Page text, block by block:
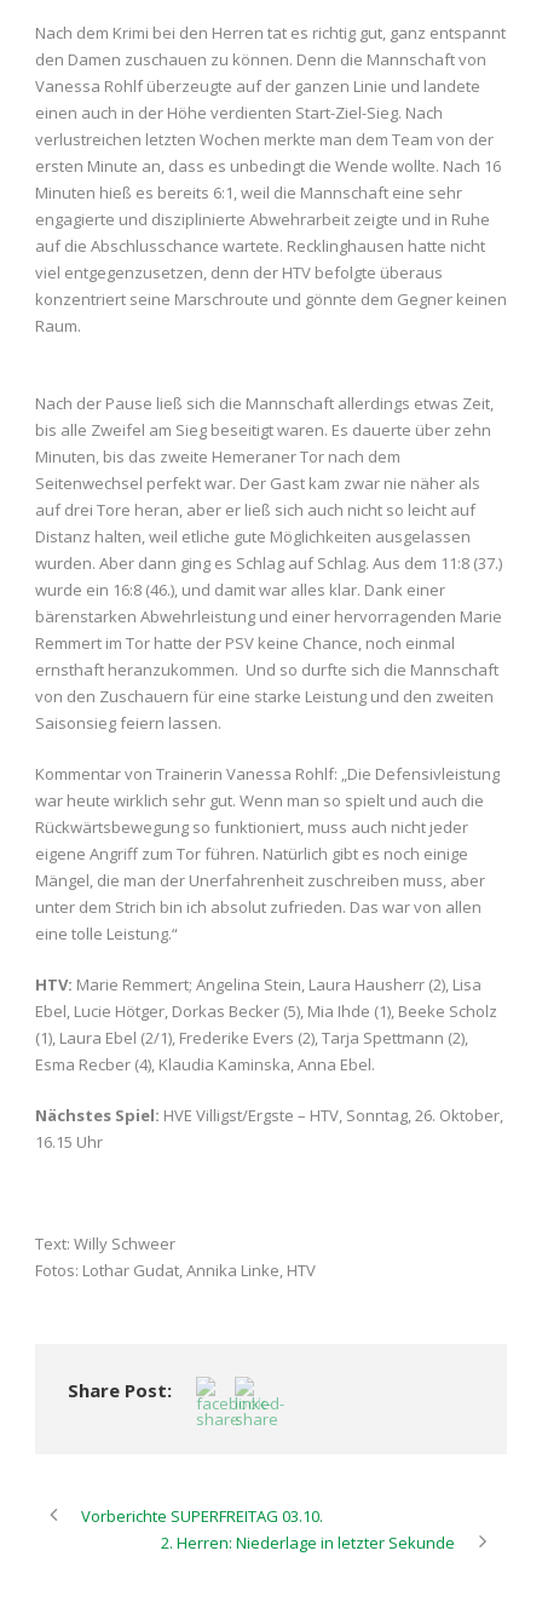
Nach dem Krimi bei den Herren tat es richtig gut, ganz entspannt
den Damen zuschauen zu können. Denn die Mannschaft von
Vanessa Rohlf überzeugte auf der ganzen Linie und landete
einen auch in der Höhe verdienten Start-Ziel-Sieg. Nach
verlustreichen letzten Wochen merkte man dem Team von der
ersten Minute an, dass es unbedingt die Wende wollte. Nach 16
Minuten hieß es bereits 6:1, weil die Mannschaft eine sehr
engagierte und disziplinierte Abwehrarbeit zeigte und in Ruhe
auf die Abschlusschance wartete. Recklinghausen hatte nicht
viel entgegenzusetzen, denn der HTV befolgte überaus
konzentriert seine Marschroute und gönnte dem Gegner keinen
Raum.
Nach der Pause ließ sich die Mannschaft allerdings etwas Zeit,
bis alle Zweifel am Sieg beseitigt waren. Es dauerte über zehn
Minuten, bis das zweite Hemeraner Tor nach dem
Seitenwechsel perfekt war. Der Gast kam zwar nie näher als
auf drei Tore heran, aber er ließ sich auch nicht so leicht auf
Distanz halten, weil etliche gute Möglichkeiten ausgelassen
wurden. Aber dann ging es Schlag auf Schlag. Aus dem 11:8 (37.)
wurde ein 16:8 (46.), und damit war alles klar. Dank einer
bärenstarken Abwehrleistung und einer hervorragenden Marie
Remmert im Tor hatte der PSV keine Chance, noch einmal
ernsthaft heranzukommen. Und so durfte sich die Mannschaft
von den Zuschauern für eine starke Leistung und den zweiten
Saisonsieg feiern lassen.
Kommentar von Trainerin Vanessa Rohlf: „Die Defensivleistung
war heute wirklich sehr gut. Wenn man so spielt und auch die
Rückwärtsbewegung so funktioniert, muss auch nicht jeder
eigene Angriff zum Tor führen. Natürlich gibt es noch einige
Mängel, die man der Unerfahrenheit zuschreiben muss, aber
unter dem Strich bin ich absolut zufrieden. Das war von allen
eine tolle Leistung.“
HTV: Marie Remmert; Angelina Stein, Laura Hausherr (2), Lisa
Ebel, Lucie Hötger, Dorkas Becker (5), Mia Ihde (1), Beeke Scholz
(1), Laura Ebel (2/1), Frederike Evers (2), Tarja Spettmann (2),
Esma Recber (4), Klaudia Kaminska, Anna Ebel.
Nächstes Spiel: HVE Villigst/Ergste – HTV, Sonntag, 26. Oktober,
16.15 Uhr
Text: Willy Schweer
Fotos: Lothar Gudat, Annika Linke, HTV
Share Post:
Vorberichte SUPERFREITAG 03.10.
2. Herren: Niederlage in letzter Sekunde